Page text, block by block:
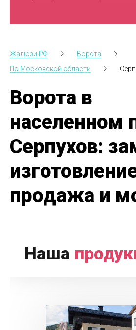
Жалюзи.РФ
Ворота
По Московской области
Ворота в
населенном
Серпухов:
продажа и
Наша